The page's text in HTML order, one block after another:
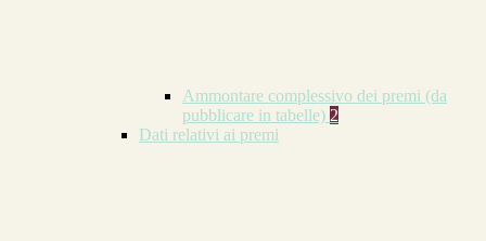
Ammontare complessivo dei premi (da
pubblicare in tabelle) 2
Dati relativi ai premi